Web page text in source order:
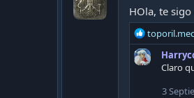
HOla, te sigo
R
e
a
Claro
3